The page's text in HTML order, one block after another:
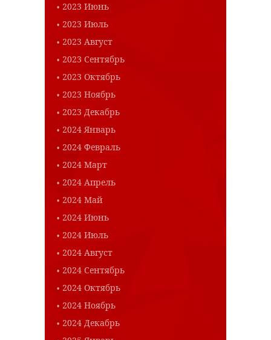
2023 Июнь
2023 Июль
2023 Август
2023 Сентябрь
2023 Октябрь
2023 Ноябрь
2023 Декабрь
2024 Январь
2024 Февраль
2024 Март
2024 Апрель
2024 Май
2024 Июнь
2024 Июль
2024 Август
2024 Сентябрь
2024 Октябрь
2024 Ноябрь
2024 Декабрь